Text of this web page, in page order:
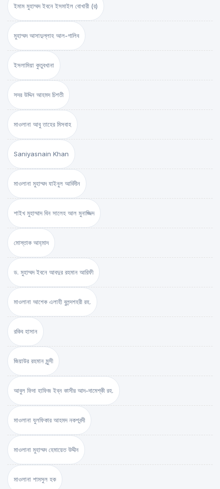
ইমাম মুহাম্মদ ইবনে ইসমাইল বোখারী (র)
মুহাম্মদ আসাদুল্লাহ আল-গালিব
ইসলামিয়া কুতুবখানা
সদর উদ্দিন আহমদ চিশতী
মাওলানা আবু তাহের মিসবাহ
Saniyasnain Khan
মাওলানা মুহাম্মদ যাইনুল আবিদীন
শাইখ মুহাম্মাদ বিন সালেহ আল মুনাজ্জিদ
মোস্তাক আহ্‌মাদ
ড. মুহাম্মদ ইবনে আবদুর রহমান আরিফী
মাওলানা আশেক এলাহী বুলন্দশহরী রহ.
রকিব হাসান
জিয়াউর রহমান মুন্সী
আবুল ফিদা হাফিজ ইব্‌ন কাসীর আদ-দামেশ্‌কী রহ.
মাওলানা যুলফিকার আহমদ নকশবন্দী
মাওলানা মুহাম্মদ হেমায়েত উদ্দীন
মাওলানা শামসুল হক